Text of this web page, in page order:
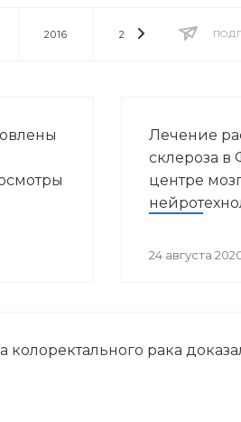
2016 2014 2013
Лечение
склероза
центре
24 августа
колоректального рака